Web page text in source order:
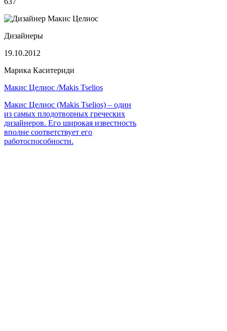
Дизайнеры
19.10.2012
Марика Каситериди
Макис Целиос /Makis Tselios
Макис Целиос (Makis Tselios) – один
из самых плодотворных греческих
дизайнеров. Его широкая известность
вполне соответствует его
работоспособности.